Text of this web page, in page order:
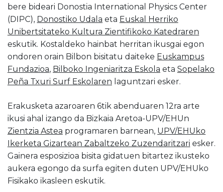
bere bideari Donostia International Physics Center
(DIPC), Donostiko Udala eta Euskal Herriko
Unibertsitateko Kultura Zientifikoko Katedraren
eskutik. Kostaldeko hainbat herritan ikusgai egon
ondoren orain Bilbon bisitatu daiteke Euskampus
Fundazioa, Bilboko Ingeniaritza Eskola eta Sopelako
Peña Txuri Surf Eskolaren laguntzari esker.
Erakusketa azaroaren 6tik abenduaren 12ra arte
ikusi ahal izango da Bizkaia Aretoa-UPV/EHUn
Zientzia Astea programaren barnean, UPV/EHUko
Ikerketa Gizartean Zabaltzeko Zuzendaritzari esker.
Gainera esposizioa bisita gidatuen bitartez ikusteko
aukera egongo da surfa egiten duten UPV/EHUko
Fisikako ikasleen eskutik.